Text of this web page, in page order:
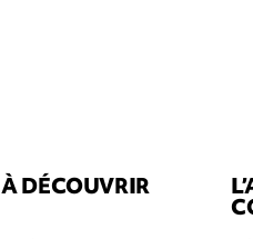
À DÉCOUVRIR